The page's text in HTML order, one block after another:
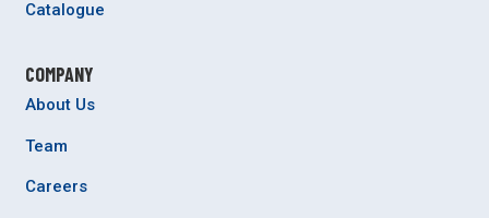
Catalogue
COMPANY
About Us
Team
Careers